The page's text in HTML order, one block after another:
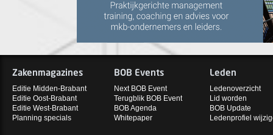
Zakenmagazines
Editie Midden-Brabant
Editie Oost-Brabant
Editie West-Brabant
Planning specials
BOB Events
Next BOB Event
Terugblik BOB Event
BOB Agenda
Whitepaper
Leden
Ledenoverzicht
Lid worden
BOB Update
Ledenprofiel